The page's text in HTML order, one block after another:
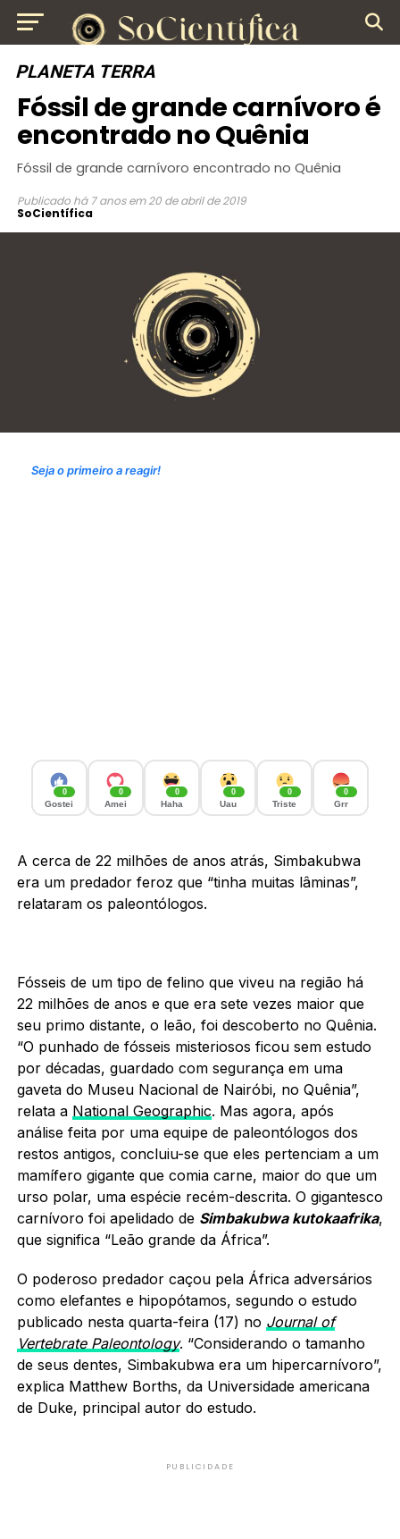
PLANETA TERRA
Fóssil de grande carnívoro é
encontrado no Quênia
Fóssil de grande carnívoro encontrado no Quênia
Publicado há 7 anos em 20 de abril de 2019
SoCientífica
Seja o primeiro a reagir!
0
Gostei
0
Amei
0
Haha
0
Uau
0
Triste
0
Grr
A cerca de 22 milhões de anos atrás, Simbakubwa
era um predador feroz que “tinha muitas lâminas”,
relataram os paleontólogos.
Fósseis de um tipo de felino que viveu na região há
22 milhões de anos e que era sete vezes maior que
seu primo distante, o leão, foi descoberto no Quênia.
“O punhado de fósseis misteriosos ficou sem estudo
por décadas, guardado com segurança em uma
gaveta do Museu Nacional de Nairóbi, no Quênia”,
relata a National Geographic. Mas agora, após
análise feita por uma equipe de paleontólogos dos
restos antigos, concluiu-se que eles pertenciam a um
mamífero gigante que comia carne, maior do que um
urso polar, uma espécie recém-descrita. O gigantesco
carnívoro foi apelidado de Simbakubwa kutokaafrika,
que significa “Leão grande da África”.
O poderoso predador caçou pela África adversários
como elefantes e hipopótamos, segundo o estudo
publicado nesta quarta-feira (17) no Journal of
Vertebrate Paleontology. “Considerando o tamanho
de seus dentes, Simbakubwa era um hipercarnívoro”,
explica Matthew Borths, da Universidade americana
de Duke, principal autor do estudo.
PUBLICIDADE